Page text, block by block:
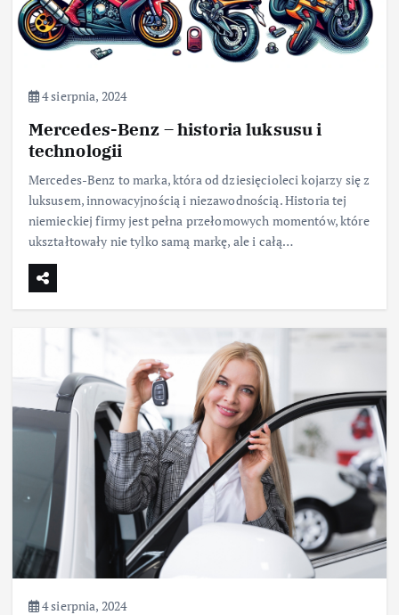
4 sierpnia, 2024
Mercedes-Benz – historia luksusu i
technologii
Mercedes-Benz to marka, która od dziesięcioleci kojarzy się z
luksusem, innowacyjnością i niezawodnością. Historia tej
niemieckiej firmy jest pełna przełomowych momentów, które
ukształtowały nie tylko samą markę, ale i całą…
4 sierpnia, 2024